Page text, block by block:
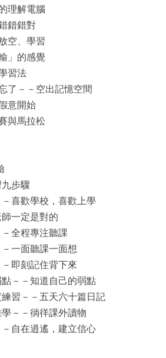
理解電腦
錯錯對
空、學習
」的感覺
習法
了－－空出記憶空間
意開始
與馬拉松
步驟
喜歡學校，喜歡上學
一定是對的
全程專注聽課
一面聽課一面想
即刻記住背下來
－－知道自己的弱點
習－－五天六十篇日記
－－徜徉課外讀物
自在逍遙，建立信心